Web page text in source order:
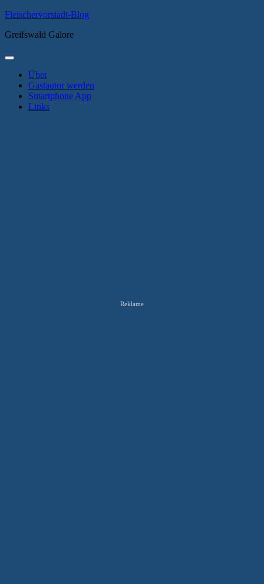
Zum
springen
Fleischervorstadt-Blog
Greifswald Galore
Primäres
Über
Gastautor werden
Smartphone App
Links
Reklame